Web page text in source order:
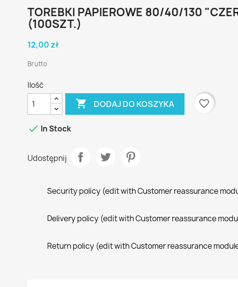
TOREBKI PAPIEROWE 80/40/130
(100SZT.)
12,00 zł
Brutto
Ilość
 DODAJ DO KOSZYKA favorite_border
 In Stock
Udostępnij
Security policy (edit with Customer reassurance
Delivery policy (edit with Customer reassurance
Return policy (edit with Customer reassurance